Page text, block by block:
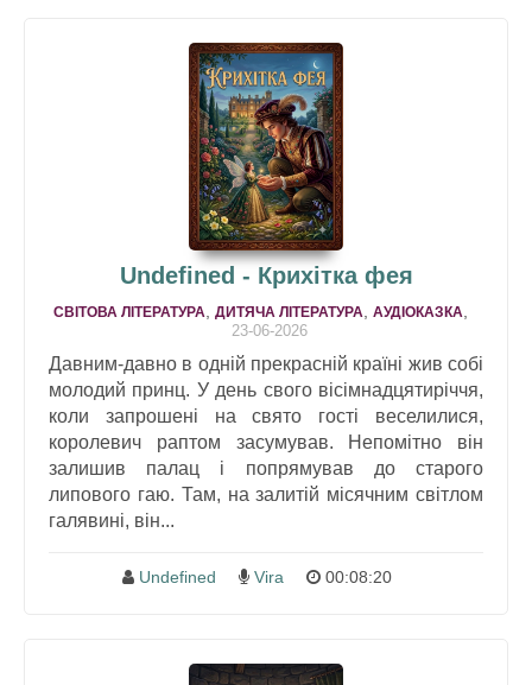
Undefined - Крихітка фея
СВІТОВА ЛІТЕРАТУРА ДИТЯЧА ЛІТЕРАТУРА АУДІОКАЗКА
23-06-2026
Давним-давно в одній прекрасній країні жив собі
молодий принц. У день свого вісімнадцятиріччя,
коли запрошені на свято гості веселилися,
королевич раптом засумував. Непомітно він
залишив палац і попрямував до старого
липового гаю. Там, на залитій місячним світлом
галявині, він...
Undefined Vira 00:08:20